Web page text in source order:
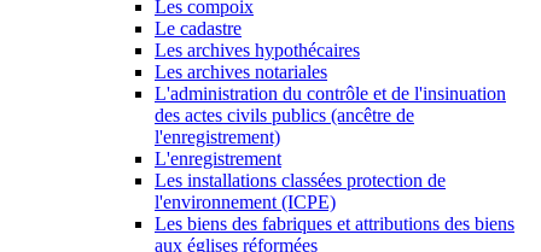
Les compoix
Le cadastre
Les archives hypothécaires
Les archives notariales
L'administration du contrôle et de l'insinuation
des actes civils publics (ancêtre de
l'enregistrement)
L'enregistrement
Les installations classées protection de
l'environnement (ICPE)
Les biens des fabriques et attributions des biens
aux églises réformées